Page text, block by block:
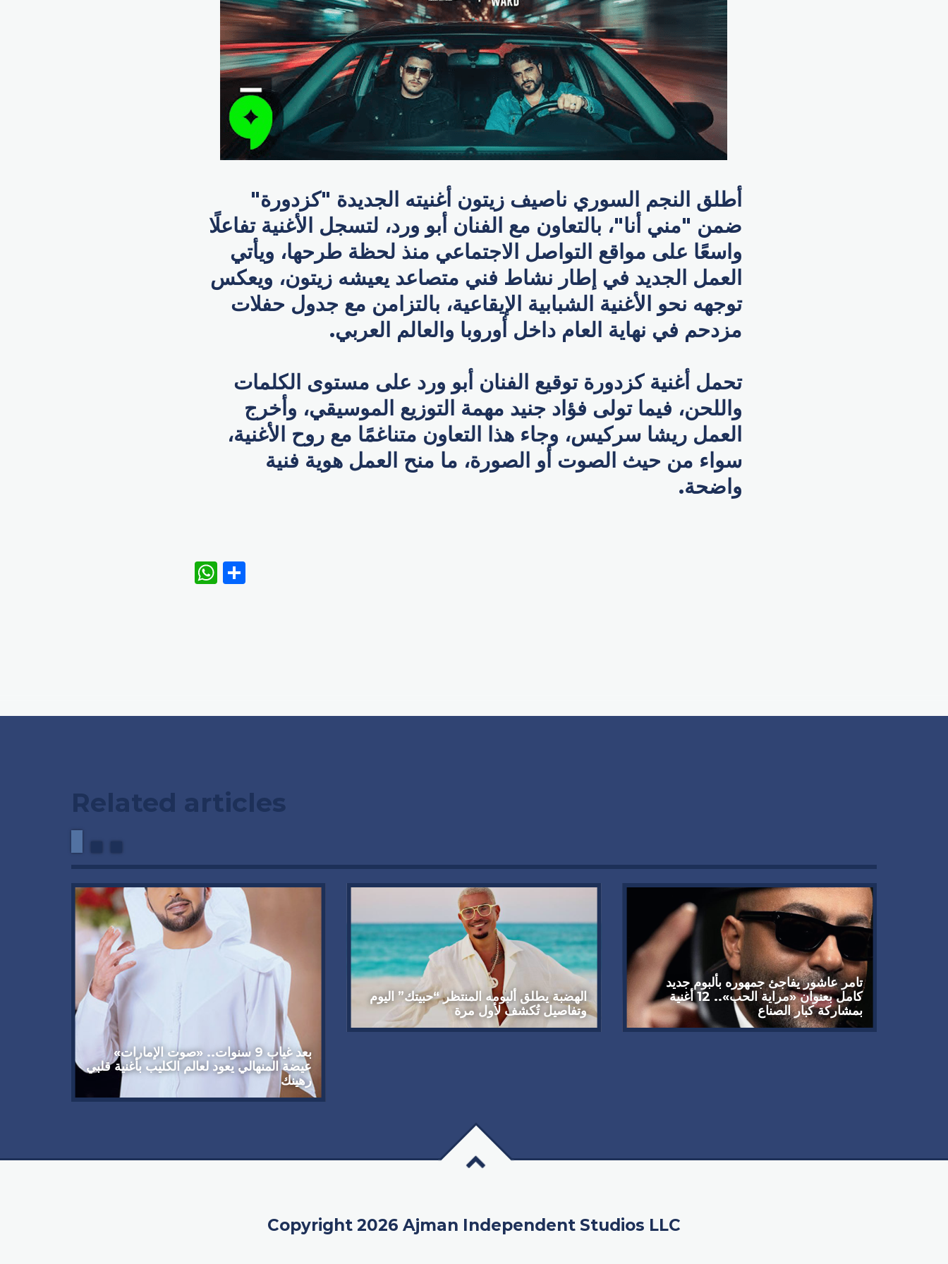
أطلق النجم السوري ناصيف زيتون أغنيته الجديدة "كزدورة"
ضمن "مني أنا"، بالتعاون مع الفنان أبو ورد، لتسجل الأغنية تفاعلًا
واسعًا على مواقع التواصل الاجتماعي منذ لحظة طرحها، ويأتي
العمل الجديد في إطار نشاط فني متصاعد يعيشه زيتون، ويعكس
توجهه نحو الأغنية الشبابية الإيقاعية، بالتزامن مع جدول حفلات
مزدحم في نهاية العام داخل أوروبا والعالم العربي.
تحمل أغنية كزدورة توقيع الفنان أبو ورد على مستوى الكلمات
واللحن، فيما تولى فؤاد جنيد مهمة التوزيع الموسيقي، وأخرج
العمل ريشا سركيس، وجاء هذا التعاون متناغمًا مع روح الأغنية،
سواء من حيث الصوت أو الصورة، ما منح العمل هوية فنية
واضحة.
WhatsApp
Related articles
بعد غياب 9 سنوات.. «صوت الإمارات»
عيضة المنهالي يعود لعالم الكليب بأغنية قلبي
رهينك
الهضبة يطلق ألبومه المنتظر “حبيتك” اليوم
وتفاصيل تُكشف لأول مرة
تامر عاشور يفاجئ جمهوره بألبوم جديد
كامل بعنوان «مراية الحب».. 12 أغنية
بمشاركة كبار الصناع
Copyright 2026 Ajman Independent Studios LLC